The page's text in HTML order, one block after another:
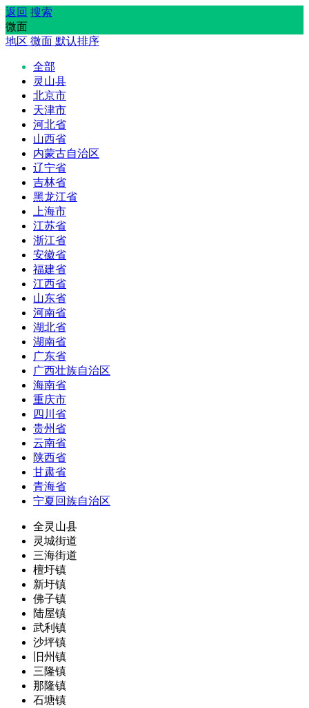
返回 搜索
微面
地区 微面 默认排序
全部
灵山县
北京市
天津市
河北省
山西省
内蒙古自治区
辽宁省
吉林省
黑龙江省
上海市
江苏省
浙江省
安徽省
福建省
江西省
山东省
河南省
湖北省
湖南省
广东省
广西壮族自治区
海南省
重庆市
四川省
贵州省
云南省
陕西省
甘肃省
青海省
宁夏回族自治区
全灵山县
灵城街道
三海街道
檀圩镇
新圩镇
佛子镇
陆屋镇
武利镇
沙坪镇
旧州镇
三隆镇
那隆镇
石塘镇